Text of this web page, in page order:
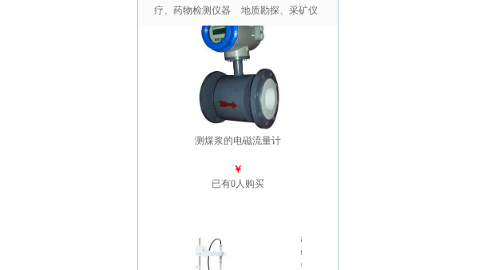
疗、药物检测仪器
地质勘探、采矿仪
测煤浆的电磁流量计
￥
已有0人购买